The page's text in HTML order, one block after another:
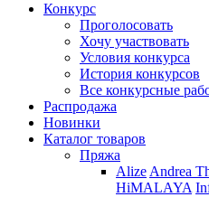
Конкурс
Проголосовать
Хочу участвовать
Условия конкурса
История конкурсов
Все конкурсные
Распродажа
Новинки
Каталог товаров
Пряжа
Alize Andrea
HiMALAYA